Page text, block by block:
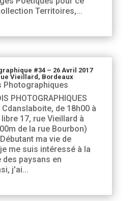
Territoires,...
#34 – 26 Avril 2017
Vieillard, Bordeaux
Photographiques
PHOTOGRAPHIQUES
de 18h00 à
17, rue Vieillard à
de la rue Bourbon)
Débutant ma vie de
me suis intéressé à la
paysans en
j'ai...